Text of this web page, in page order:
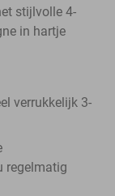
stijlvolle 4-
in hartje
verrukkelijk 3-
regelmatig